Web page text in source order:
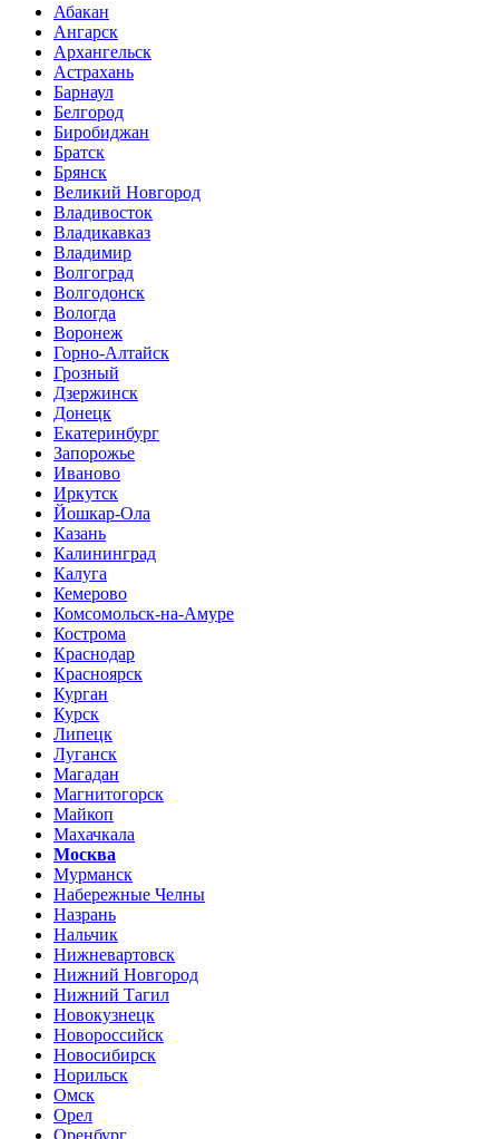
Абакан
Ангарск
Архангельск
Астрахань
Барнаул
Белгород
Биробиджан
Братск
Брянск
Великий Новгород
Владивосток
Владикавказ
Владимир
Волгоград
Волгодонск
Вологда
Воронеж
Горно-Алтайск
Грозный
Дзержинск
Донецк
Екатеринбург
Запорожье
Иваново
Иркутск
Йошкар-Ола
Казань
Калининград
Калуга
Кемерово
Комсомольск-на-Амуре
Кострома
Краснодар
Красноярск
Курган
Курск
Липецк
Луганск
Магадан
Магнитогорск
Майкоп
Махачкала
Москва
Мурманск
Набережные Челны
Назрань
Нальчик
Нижневартовск
Нижний Новгород
Нижний Тагил
Новокузнецк
Новороссийск
Новосибирск
Норильск
Омск
Орел
Оренбург